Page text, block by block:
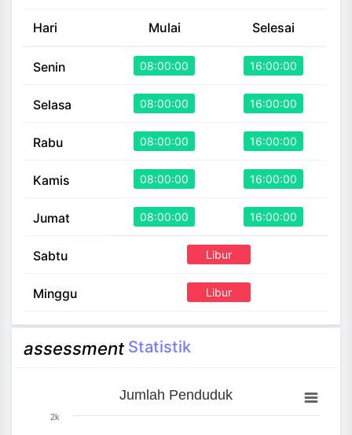
Hari Mulai Selesai
Senin 08:00:00 16:00:00
Selasa 08:00:00 16:00:00
Rabu 08:00:00 16:00:00
Kamis 08:00:00 16:00:00
Jumat 08:00:00 16:00:00
Sabtu Libur
Minggu Libur
assessment Statistik
Jumlah Penduduk
Bar chart with 3 bars.
Jumlah Penduduk
2k